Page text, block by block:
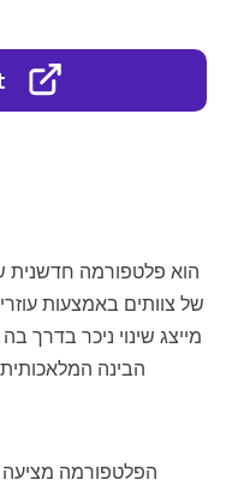
של צוותים באמצעות
מייצג שינוי ניכר
הבינה
הפלטפורמה